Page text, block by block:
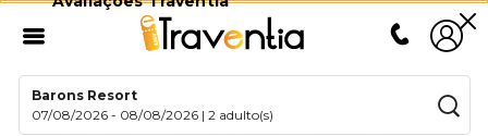
Barons Resort
07/08/2026 - 08/08/2026 |2 adulto(s)